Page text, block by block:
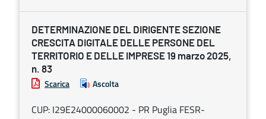
DETERMINAZIONE DEL DIRIGENTE SEZIONE
CRESCITA DIGITALE DELLE PERSONE DEL
TERRITORIO E DELLE IMPRESE 19 marzo 2025,
n. 83
Scarica Ascolta
CUP: I29E24000060002 - PR Puglia FESR-